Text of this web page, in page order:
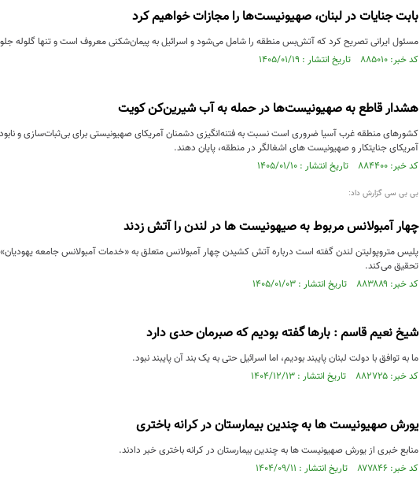
بابت جنایات در لبنان، صهیونیست‌ها را مجازات خواهیم کرد
مسئول ایرانی تصریح کرد که آتش‌بس منطقه‌ را شامل می‌شود و اسرائیل به پیمان‌شکنی معروف است و تنها گلوله
کد خبر: ۸۸۵۰۱۰ تاریخ انتشار : ۱۴۰۵/۰۱/۱۹
​هشدار قاطع به صهیونیست‌ها در حمله به آب شیرین‌کن کویت
کشورهای منطقه غرب آسیا ضروری است نسبت به فتنه‌انگیزی دشمنان آمریکای صهیونیستی برای بی‌ثبات‌سازی و
آمریکای جنایتکار و صهیونیست های اشغالگر در منطقه، پایان دهند.
کد خبر: ۸۸۴۴۰۰ تاریخ انتشار : ۱۴۰۵/۰۱/۱۰
بی بی سی گزارش داد:
چهار آمبولانس مربوط به صیهونیست ها در لندن را آتش زدند
پلیس متروپولیتن لندن گفته است درباره آتش کشیدن چهار آمبولانس متعلق به «خدمات آمبولانس جامعه یهودیان»
تحقیق می‌کند.
کد خبر: ۸۸۳۸۸۹ تاریخ انتشار : ۱۴۰۵/۰۱/۰۳
شیخ نعیم قاسم : بارها گفته بودیم که صبرمان حدی دارد
ما به توافق با دولت لبنان پایبند بودیم، اما اسرائیل حتی به یک بند آن پایبند نبود.
کد خبر: ۸۸۲۷۲۵ تاریخ انتشار : ۱۴۰۴/۱۲/۱۳
یورش صهیونیست ها به چندین بیمارستان در کرانه باختری
منابع خبری از یورش صهیونیست ها به چندین بیمارستان در کرانه باختری خبر دادند.
کد خبر: ۸۷۷۸۴۶ تاریخ انتشار : ۱۴۰۴/۰۹/۱۱